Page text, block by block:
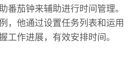
番茄钟来辅助进行时间管理。
，他通过设置任务列表和运用
工作进展，有效安排时间。